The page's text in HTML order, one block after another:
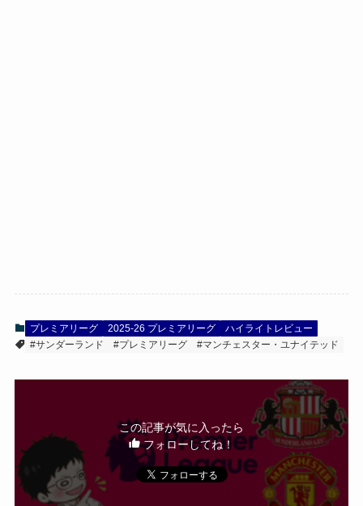
プレミアリーグ 2025-26 プレミアリーグ
ハイライトレビュー
#サンダーランド
#プレミアリーグ #マンチェスター・ユナイテッド
この記事が気に入ったら
フォローしてね！